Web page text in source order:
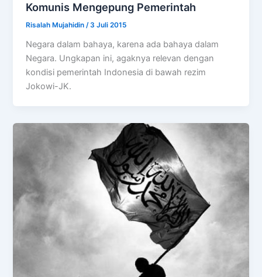
Komunis Mengepung Pemerintah
Risalah Mujahidin/3 Juli 2015
Negara dalam bahaya, karena ada bahaya dalam
Negara. Ungkapan ini, agaknya relevan dengan
kondisi pemerintah Indonesia di bawah rezim
Jokowi-JK.